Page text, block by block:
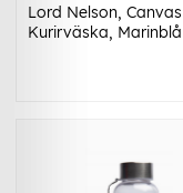
Lord Nelson, Canvas
Kurirväska, Marinblå